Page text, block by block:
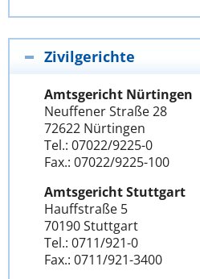
Zivilgerichte
Amtsgericht Nürtingen
Neuffener Straße 28
72622 Nürtingen
Tel.: 07022/9225-0
Fax.: 07022/9225-100
Amtsgericht Stuttgart
Hauffstraße 5
70190 Stuttgart
Tel.: 0711/921-0
Fax.: 0711/921-3400